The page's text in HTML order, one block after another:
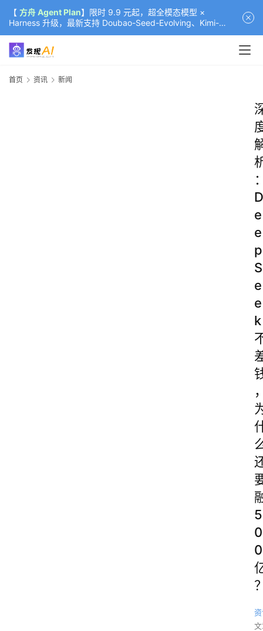
【 方舟 Agent Plan】限时 9.9 元起，超全模态模型 ×
Harness 升级，最新支持 Doubao-Seed-Evolving、Kimi-
K3（部分）、GLM-5.2
首页 资讯 新闻
D
e
e
p
S
e
e
k
5
0
0